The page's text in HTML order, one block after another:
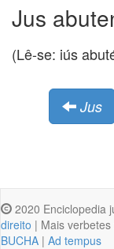
Jus
(Lê-se: iús
Jus
2020 Enciclopedia
direito | Mais verbetes
BUCHA | Ad tempus